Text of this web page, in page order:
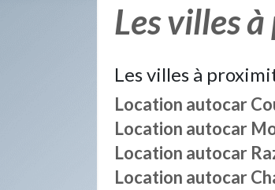
Les villes
Les villes à
Location autocar
Location autocar
Location autocar
Location autocar